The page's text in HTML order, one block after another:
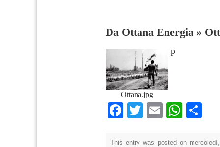
Da Ottana Energia »
Ottana.jpg
p
Facebook
TwitterEmail
This entry was posted on